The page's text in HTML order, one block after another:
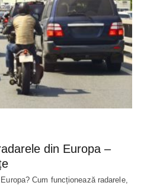
din Europa –
Cum funcționează radarele,